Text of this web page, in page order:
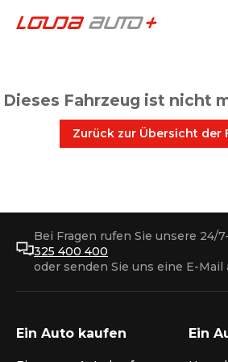
Dieses Fahrzeug ist nicht
Zurück zur Übersicht der
Bei Fragen rufen Sie unsere 24/
325 400 400
oder senden Sie uns eine E-Mail
Ein Auto kaufen Ein